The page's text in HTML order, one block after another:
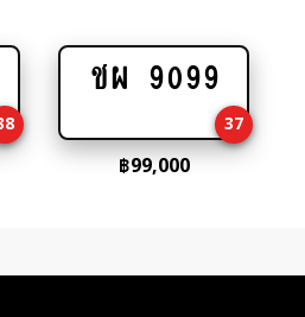
Add
cart
ชผ 9099
37
฿99,000